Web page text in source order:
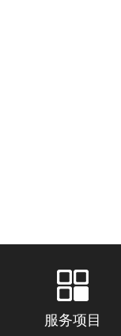
服务项目